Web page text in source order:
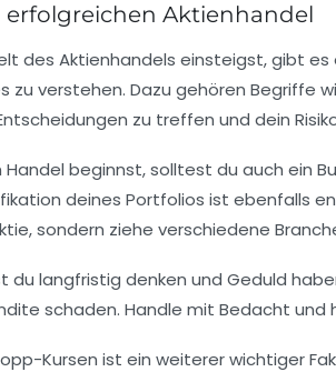
erfolgreichen Aktienhandel
des Aktienhandels einsteigst, gibt es
zu verstehen. Dazu gehören Begriffe
zu treffen und dein
beginnst, solltest du auch ein
deines Portfolios ist ebenfalls
sondern ziehe verschiedene
du langfristig denken und Geduld
schaden. Handle mit Bedacht
Kursen ist ein weiterer wichtiger